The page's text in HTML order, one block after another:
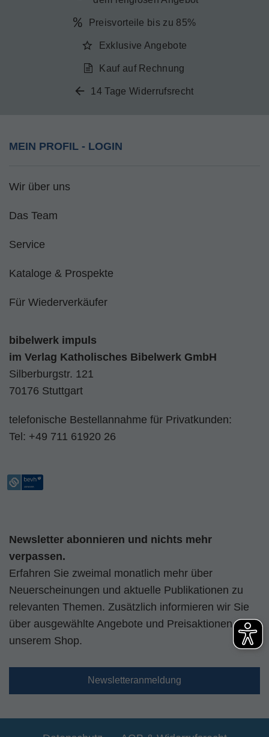
Preisvorteile bis zu 85%
Exklusive Angebote
Kauf auf Rechnung
14 Tage Widerrufsrecht
MEIN PROFIL - LOGIN
Wir über uns
Das Team
Service
Kataloge & Prospekte
Für Wiederverkäufer
bibelwerk impuls
im Verlag Katholisches Bibelwerk GmbH
Silberburgstr. 121
70176 Stuttgart
telefonische Bestellannahme für Privatkunden:
Tel: +49 711 61920 26
Newsletter abonnieren und nichts mehr
verpassen.
Erfahren Sie zweimal monatlich mehr über
Neuerscheinungen und aktuelle Publikationen zu
relevanten Themen. Zusätzlich informieren wir Sie
über ausgewählte Angebote und Preisaktionen aus
unserem Shop.
Newsletteranmeldung